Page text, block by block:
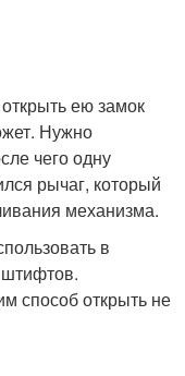
ею замок
Нужно
чего одну
рычаг, который
механизма.
в
штифтов.
способ открыть не